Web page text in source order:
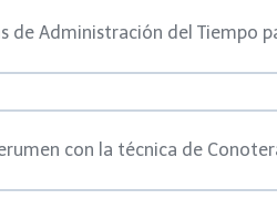
de Administración del Tiempo
con la técnica de